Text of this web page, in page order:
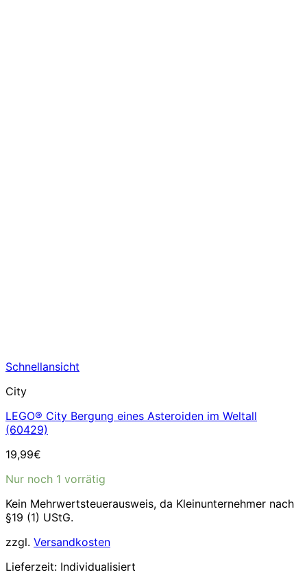
Schnellansicht
City
LEGO® City Bergung eines Asteroiden im Weltall
(60429)
19,99€
Nur noch 1 vorrätig
Kein Mehrwertsteuerausweis, da Kleinunternehmer nach
§19 (1) UStG.
zzgl. Versandkosten
Lieferzeit: Individualisiert